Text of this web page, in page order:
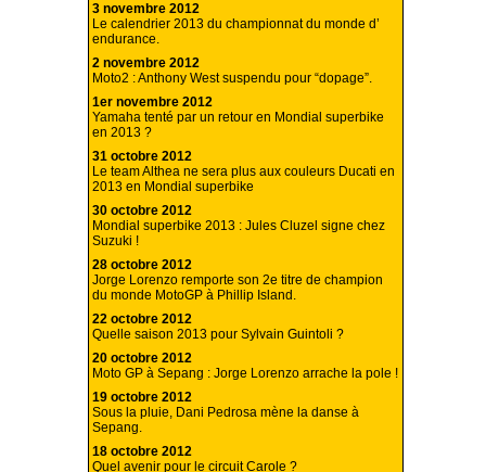
3 novembre 2012
Le calendrier 2013 du championnat du monde d’
endurance.
2 novembre 2012
Moto2 : Anthony West suspendu pour “dopage”.
1er novembre 2012
Yamaha tenté par un retour en Mondial superbike
en 2013 ?
31 octobre 2012
Le team Althea ne sera plus aux couleurs Ducati en
2013 en Mondial superbike
30 octobre 2012
Mondial superbike 2013 : Jules Cluzel signe chez
Suzuki !
28 octobre 2012
Jorge Lorenzo remporte son 2e titre de champion
du monde MotoGP à Phillip Island.
22 octobre 2012
Quelle saison 2013 pour Sylvain Guintoli ?
20 octobre 2012
Moto GP à Sepang : Jorge Lorenzo arrache la pole !
19 octobre 2012
Sous la pluie, Dani Pedrosa mène la danse à
Sepang.
18 octobre 2012
Quel avenir pour le circuit Carole ?